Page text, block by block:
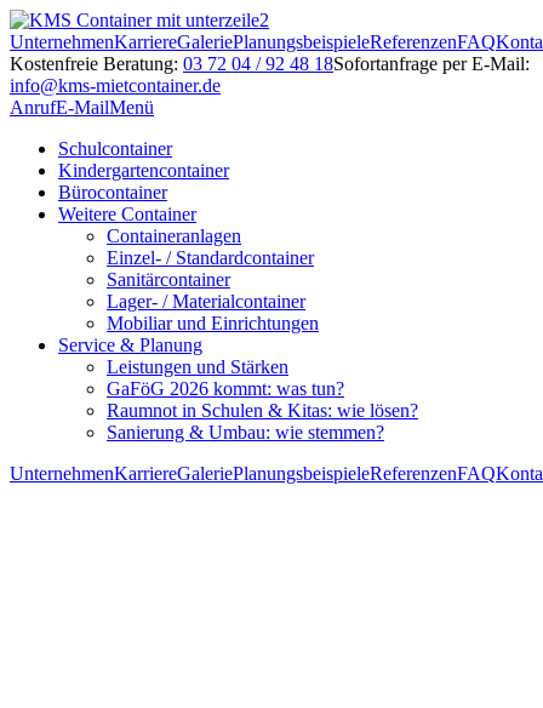
UnternehmenKarriereGaleriePlanungsbeispieleReferenzenFAQ
Kostenfreie Beratung: 03 72 04 / 92 48 18Sofortanfrage per E-Mail:
info@kms-mietcontainer.de
AnrufE-MailMenü
Schulcontainer
Kindergartencontainer
Bürocontainer
Weitere Container
Containeranlagen
Einzel- / Standardcontainer
Sanitärcontainer
Lager- / Materialcontainer
Mobiliar und Einrichtungen
Service & Planung
Leistungen und Stärken
GaFöG 2026 kommt: was tun?
Raumnot in Schulen & Kitas: wie lösen?
Sanierung & Umbau: wie stemmen?
UnternehmenKarriereGaleriePlanungsbeispieleReferenzenFAQ